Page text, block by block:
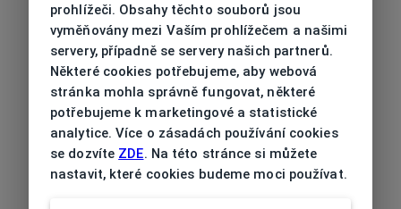
prohlížeči. Obsahy těchto souborů jsou
vyměňovány mezi Vaším prohlížečem a našimi
servery, případně se servery našich partnerů.
Některé cookies potřebujeme, aby webová
stránka mohla správně fungovat, některé
potřebujeme k marketingové a statistické
analytice. Více o zásadách používání cookies
se dozvíte ZDE. Na této stránce si můžete
nastavit, které cookies budeme moci používat.